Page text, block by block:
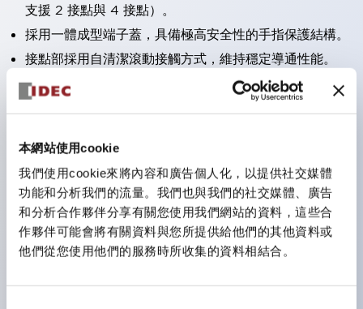
本網站使用cookie
我們使用cookie來將內容和廣告個人化，以提供社交媒體
功能和分析我們的流量。我們也與我們的社交媒體、廣告
和分析合作夥伴分享有關您使用我們網站的資料，這些合
作夥伴可能會將有關資料與您所提供給他們的其他資料或
他們從您使用他們的服務時所收集的資料相結合。
支援 2 接點與 4 接點）。
採用一體成型端子蓋，具備極高安全性的手指保護結構。
接點部採用自清潔滾動接觸方式，維持穩定導通性能。
防護結構可防止水或油從面板前方滲入：IP65（僅雙按
三種功能集結於一顆開關。
完整支援全球各地需求的多種電壓規格。
一顆 LED 燈泡即可呈現六種顏色（LSRD 燈泡）。以往
需分色管理的 LED 燈泡，如今可用單一顆燈泡呈現多種
顏色。